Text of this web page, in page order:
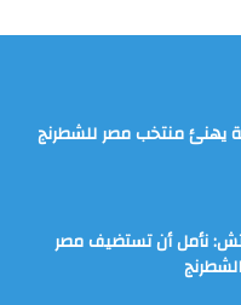
يهنئ منتخب مصر للشطرنج
نأمل أن تستضيف مصر